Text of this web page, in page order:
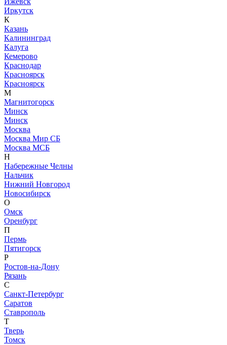
Иркутск
К
Казань
Калининград
Калуга
Кемерово
Краснодар
Красноярск
Красноярск
М
Магнитогорск
Минск
Минск
Москва
Москва Мир СБ
Москва МСБ
Н
Набережные Челны
Нальчик
Нижний Новгород
Новосибирск
О
Омск
Оренбург
П
Пермь
Пятигорск
Р
Ростов-на-Дону
Рязань
С
Санкт-Петербург
Саратов
Ставрополь
Т
Тверь
Томск